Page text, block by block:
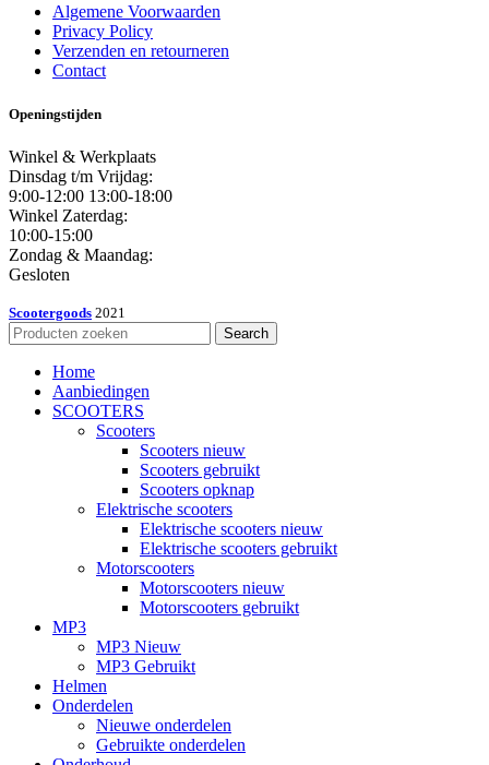
Algemene Voorwaarden
Privacy Policy
Verzenden en retourneren
Contact
Openingstijden
Winkel & Werkplaats
Dinsdag t/m Vrijdag:
9:00-12:00 13:00-18:00
Winkel Zaterdag:
10:00-15:00
Zondag & Maandag:
Gesloten
Scootergoods 2021
Search
Home
Aanbiedingen
SCOOTERS
Scooters
Scooters nieuw
Scooters gebruikt
Scooters opknap
Elektrische scooters
Elektrische scooters nieuw
Elektrische scooters gebruikt
Motorscooters
Motorscooters nieuw
Motorscooters gebruikt
MP3
MP3 Nieuw
MP3 Gebruikt
Helmen
Onderdelen
Nieuwe onderdelen
Gebruikte onderdelen